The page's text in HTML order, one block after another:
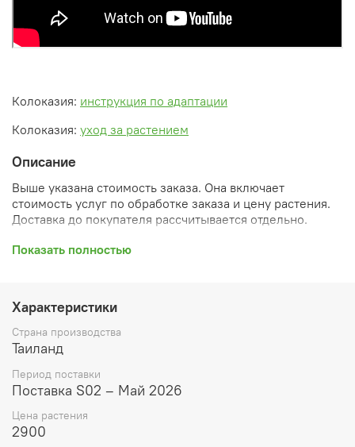
Колоказия: инструкция по адаптации
Колоказия: уход за растением
Описание
Выше указана стоимость заказа. Она включает
стоимость услуг по обработке заказа и цену растения.
Доставка до покупателя рассчитывается отдельно.
После оформления заказа вы получите его
скидки, уточнен способ доставки, сделано
бронирование и т.д.). Затем вам будут высланы
согласованные счета со ссылками на оплату услуг и
растений. При этом предварительный заказ теряет силу.
Внимание: фото в каталоге демонстрирует сорт, а не
размере, указанном в карточке товара ниже.
Показать полностью
Характеристики
Страна производства
Таиланд
Период поставки
Поставка S02 – Май 2026
Цена растения
2900